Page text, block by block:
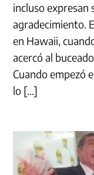
incluso
agradecimiento.
en Hawaii,
acercó al
Cuando empezó
lo […]